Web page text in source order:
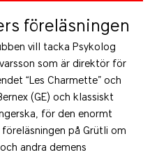
föreläsningen
vill tacka Psykolog
som är direktör för
“Les Charmette” och
(GE) och klassiskt
för den enormt
på Grütli om
andra demens